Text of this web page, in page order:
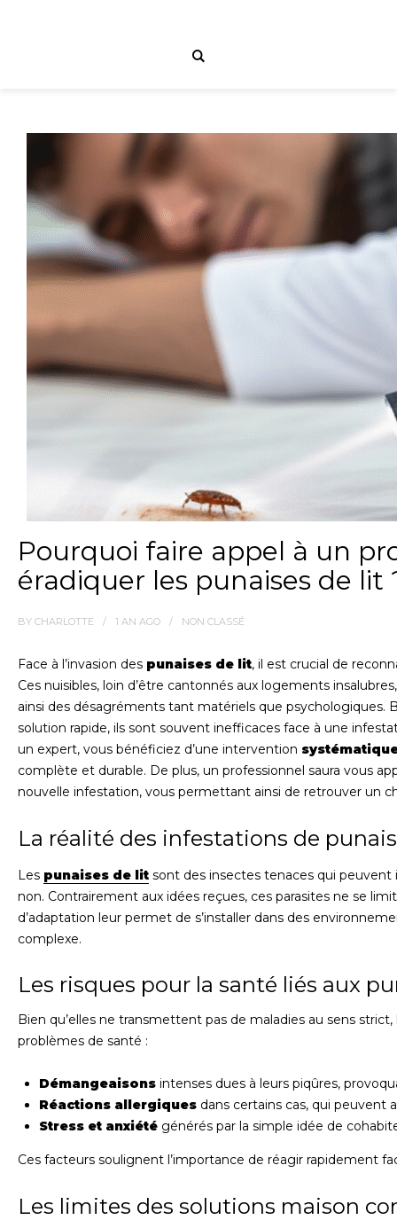
Pourquoi faire appel à un
éradiquer les punaises de lit
BY CHARLOTTE 1 AN AGO NON CLASSÉ
Face à l’invasion des punaises de lit, il est crucial de
Ces nuisibles, loin d’être cantonnés aux logements
ainsi des désagréments tant matériels que psychologiques.
solution rapide, ils sont souvent inefficaces face à une
un expert, vous bénéficiez d’une intervention
complète et durable. De plus, un professionnel saura vous
nouvelle infestation, vous permettant ainsi de retrouver un
La réalité des infestations de
Les punaises de lit sont des insectes tenaces qui peuvent
non. Contrairement aux idées reçues, ces parasites ne se
d’adaptation leur permet de s’installer dans des
complexe.
Les risques pour la santé liés aux
Bien qu’elles ne transmettent pas de maladies au sens
problèmes de santé :
Démangeaisons intenses dues à leurs piqûres,
Réactions allergiques dans certains cas, qui peuvent
Stress et anxiété générés par la simple idée de
Ces facteurs soulignent l’importance de réagir rapidement
Les limites des solutions maison